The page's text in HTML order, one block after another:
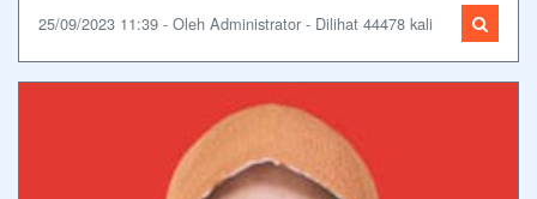
25/09/2023 11:39 - Oleh Administrator - Dilihat 44478 kali